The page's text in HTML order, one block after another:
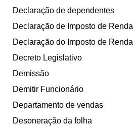
Declaração de dependentes
Declaração de Imposto de Renda
Declaração do Imposto de Renda
Decreto Legislativo
Demissão
Demitir Funcionário
Departamento de vendas
Desoneração da folha